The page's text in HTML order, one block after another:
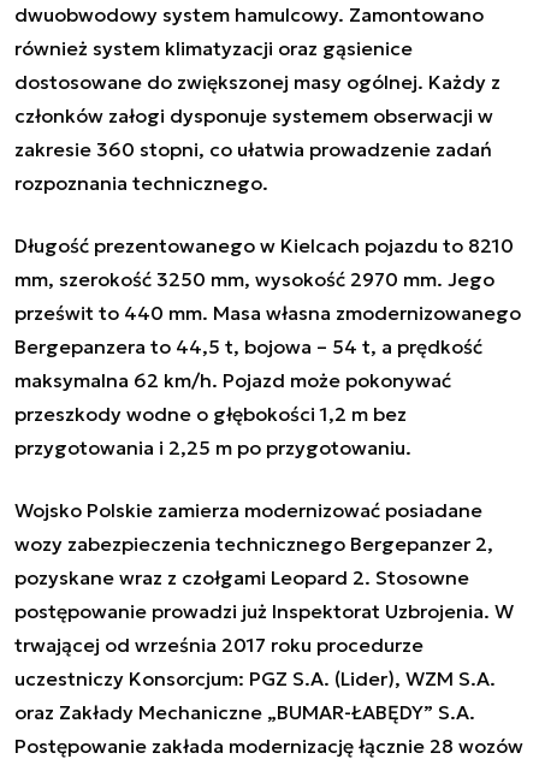
dwuobwodowy system hamulcowy. Zamontowano
również system klimatyzacji oraz gąsienice
dostosowane do zwiększonej masy ogólnej. Każdy z
członków załogi dysponuje systemem obserwacji w
zakresie 360 stopni, co ułatwia prowadzenie zadań
rozpoznania technicznego.
Długość prezentowanego w Kielcach pojazdu to 8210
mm, szerokość 3250 mm, wysokość 2970 mm. Jego
prześwit to 440 mm. Masa własna zmodernizowanego
Bergepanzera to 44,5 t, bojowa – 54 t, a prędkość
maksymalna 62 km/h. Pojazd może pokonywać
przeszkody wodne o głębokości 1,2 m bez
przygotowania i 2,25 m po przygotowaniu.
Wojsko Polskie zamierza modernizować posiadane
wozy zabezpieczenia technicznego Bergepanzer 2,
pozyskane wraz z czołgami Leopard 2. Stosowne
postępowanie prowadzi już Inspektorat Uzbrojenia. W
trwającej od września 2017 roku procedurze
uczestniczy Konsorcjum: PGZ S.A. (Lider), WZM S.A.
oraz Zakłady Mechaniczne „BUMAR-ŁABĘDY” S.A.
Postępowanie zakłada modernizację łącznie 28 wozów